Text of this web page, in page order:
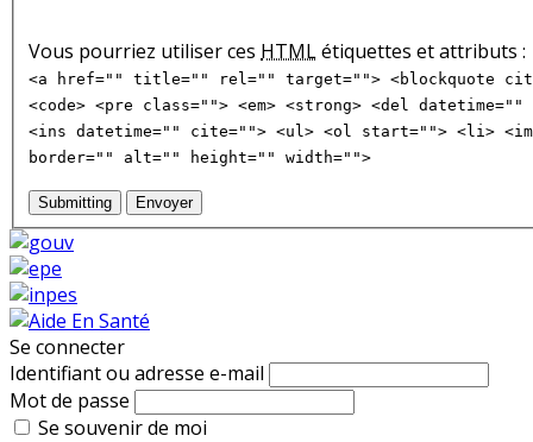
Vous pourriez utiliser ces HTMLétiquettes et attributs :
<a href="" title="" rel="" target=""> <blockquote
<code> <pre class=""> <em> <strong> <del
<ins datetime="" cite=""> <ul> <ol start=""> <li>
border="" alt="" height="" width="">
Submitting Envoyer
Se connecter
Identifiant ou adresse e-mail
Mot de passe
Se souvenir de moi